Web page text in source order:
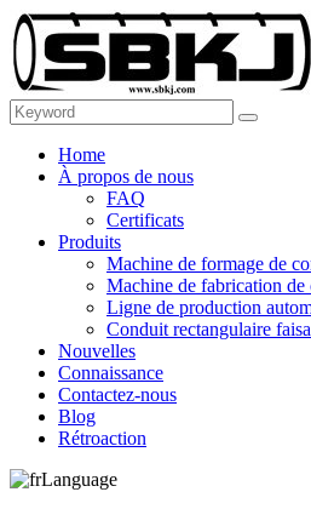
Home
À propos de nous
FAQ
Certificats
Produits
Machine de formage de
Machine de fabrication de
Ligne de production
Conduit rectangulaire
Nouvelles
Connaissance
Contactez-nous
Blog
Rétroaction
Language